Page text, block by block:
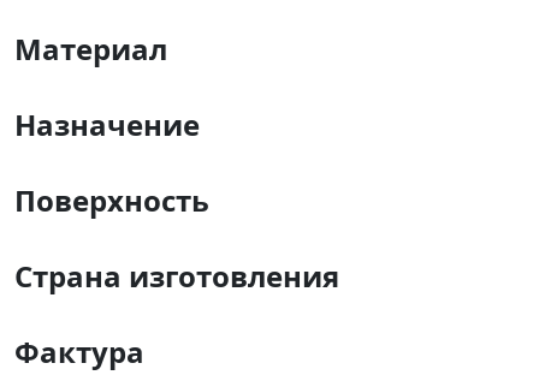
Материал
Назначение
Поверхность
Страна изготовления
Фактура